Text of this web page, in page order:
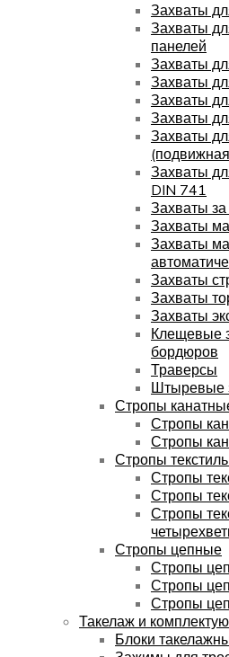
Захваты
Захваты
панелей
Захваты
Захваты
Захваты
Захваты
Захваты
Захваты
DIN 741
Захваты за
Захваты
Захваты
Захваты
Захваты
Захваты
Клещевые
бордюров
Траверсы
Штыревые
Стропы
Стропы
Стропы
Стропы
Стропы
Стропы
Стропы
Стропы цепные
Стропы
Стропы
Стропы
Такелаж и
Блоки